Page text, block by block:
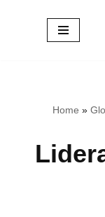
Home »